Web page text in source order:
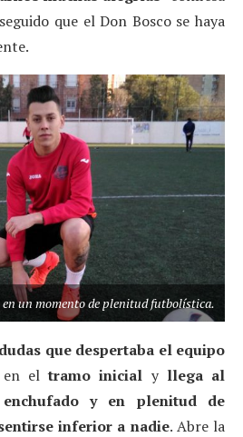
que el Don Bosco se haya
un momento de plenitud futbolística.
que despertaba el equipo
en eltramo inicial y llega al
y en plenitud de
inferior a nadie. Abre la